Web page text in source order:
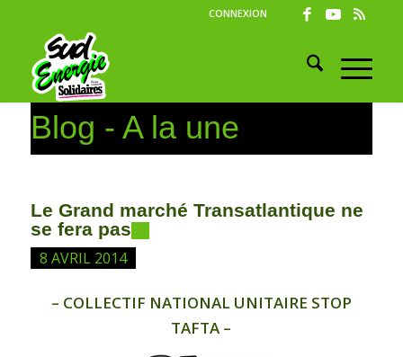
CONNEXION
Blog - A la une
Le Grand marché Transatlantique ne
se fera pas
8 AVRIL 2014
– COLLECTIF NATIONAL UNITAIRE STOP
TAFTA –